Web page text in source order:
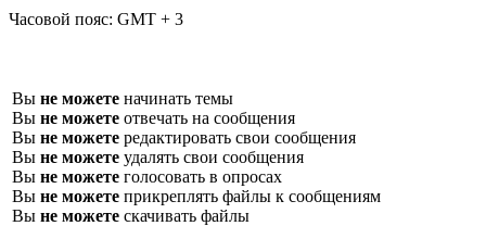
Часовой пояс: GMT + 3
Вы не можете начинать темы
Вы не можете отвечать на сообщения
Вы не можете редактировать свои сообщения
Вы не можете удалять свои сообщения
Вы не можете голосовать в опросах
Вы не можете прикреплять файлы к сообщениям
Вы не можете скачивать файлы